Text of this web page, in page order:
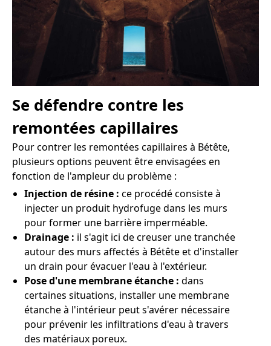
Se défendre contre les
remontées capillaires
Pour contrer les remontées capillaires à Bétête,
plusieurs options peuvent être envisagées en
fonction de l'ampleur du problème :
Injection de résine : ce procédé consiste à
injecter un produit hydrofuge dans les murs
pour former une barrière imperméable.
Drainage : il s'agit ici de creuser une tranchée
autour des murs affectés à Bétête et d'installer
un drain pour évacuer l'eau à l'extérieur.
Pose d'une membrane étanche : dans
certaines situations, installer une membrane
étanche à l'intérieur peut s'avérer nécessaire
pour prévenir les infiltrations d'eau à travers
des matériaux poreux.